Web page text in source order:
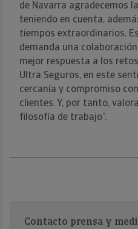
de Navarra agradecemos
teniendo en cuenta,
tiempos extraordinarios.
demanda una
mejor respuesta a los
Ultra Seguros, en este
cercanía y compromiso
clientes. Y, por tanto,
filosofía de trabajo”.
Contacto prensa y